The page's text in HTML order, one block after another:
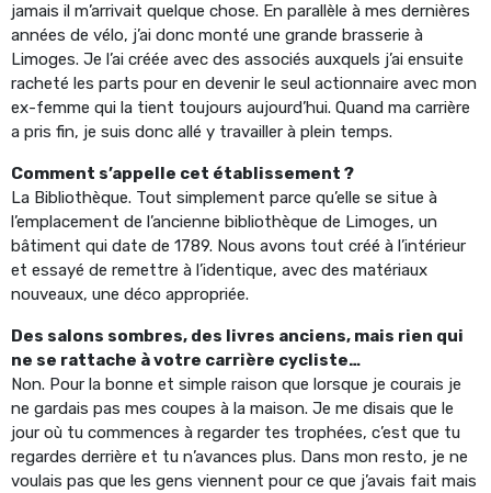
jamais il m’arrivait quelque chose. En parallèle à mes dernières
années de vélo, j’ai donc monté une grande brasserie à
Limoges. Je l’ai créée avec des associés auxquels j’ai ensuite
racheté les parts pour en devenir le seul actionnaire avec mon
ex-femme qui la tient toujours aujourd’hui. Quand ma carrière
a pris fin, je suis donc allé y travailler à plein temps.
Comment s’appelle cet établissement ?
La Bibliothèque. Tout simplement parce qu’elle se situe à
l’emplacement de l’ancienne bibliothèque de Limoges, un
bâtiment qui date de 1789. Nous avons tout créé à l’intérieur
et essayé de remettre à l’identique, avec des matériaux
nouveaux, une déco appropriée.
Des salons sombres, des livres anciens, mais rien qui
ne se rattache à votre carrière cycliste…
Non. Pour la bonne et simple raison que lorsque je courais je
ne gardais pas mes coupes à la maison. Je me disais que le
jour où tu commences à regarder tes trophées, c’est que tu
regardes derrière et tu n’avances plus. Dans mon resto, je ne
voulais pas que les gens viennent pour ce que j’avais fait mais